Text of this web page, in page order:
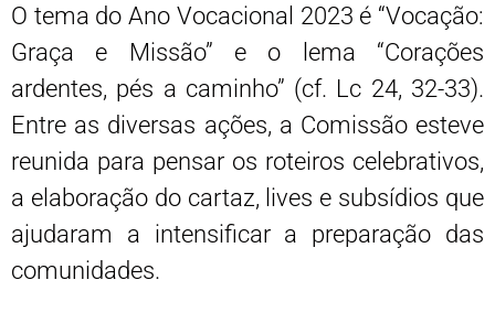
O tema do Ano Vocacional 2023 é “Vocação:
Graça e Missão” e o lema “Corações
ardentes, pés a caminho” (cf. Lc 24, 32-33).
Entre as diversas ações, a Comissão esteve
reunida para pensar os roteiros celebrativos,
a elaboração do cartaz, lives e subsídios que
ajudaram a intensificar a preparação das
comunidades.